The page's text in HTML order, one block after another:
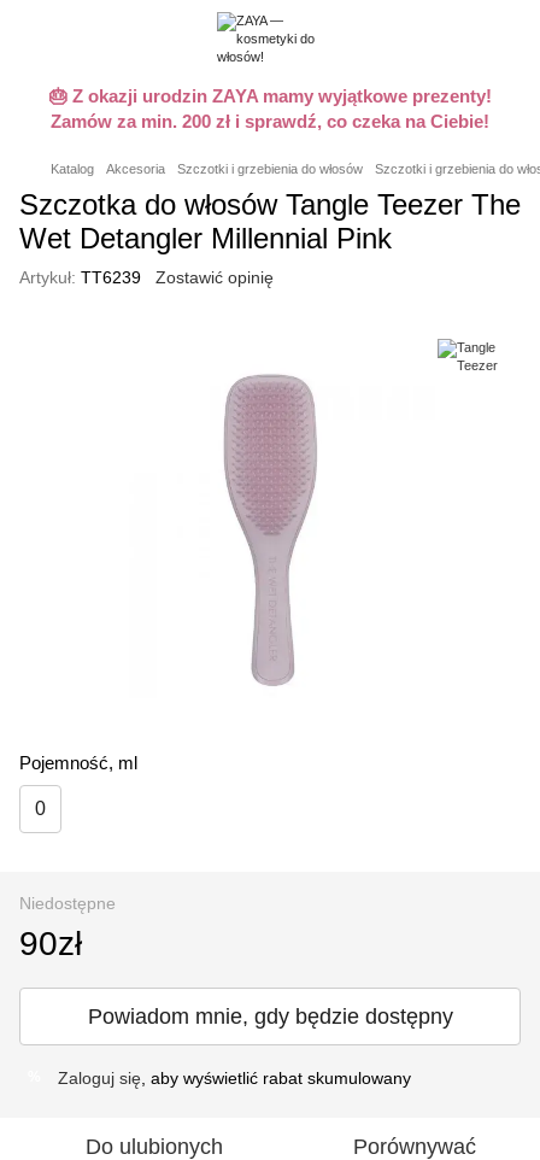
🎂 Z okazji urodzin ZAYA mamy wyjątkowe prezenty!
Zamów za min. 200 zł i sprawdź, co czeka na Ciebie!
Katalog Akcesoria Szczotki i grzebienia do włosów Szczotki i grzebienia do
Szczotka do włosów Tangle Teezer The
Wet Detangler Millennial Pink
Artykuł: TT6239 Zostawić opinię
Pojemność, ml
0
Niedostępne
90zł
Powiadom mnie, gdy będzie dostępny
Zaloguj się , aby wyświetlić rabat skumulowany
Do ulubionych Porównywać